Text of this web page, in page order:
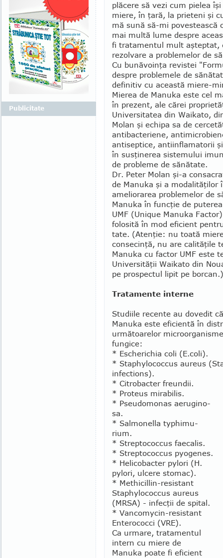
plăcere să vezi cum pielea
miere, în ţară, la prieteni şi
mă sună să-mi povestească
mai multă lume despre
fi tratamentul mult aşteptat,
rezolvare a problemelor de
Cu bunăvoinţa revistei
despre problemele de
definitiv cu aceas­tă miere-
Mierea de Manuka este cel
în prezent, ale cărei
Universitatea din Waikato,
Mo­lan şi echipa sa de
antibacteriene,
antiseptice, antiinfla­ma­torii
în susţinerea sistemului
de probleme de sănătate.
Dr. Peter Molan şi-a
de Manuka şi a modalităţilor
ameliorarea problemelor de
Manuka în funcţie de
UMF (Unique Manuka
folosită în mod efi­cient
tate. (Aten­ţie: nu toa­tă
consecinţă, nu are calităţile
Manuka cu factor UMF este
Univer­sităţii Waikato din
pe prospectul lipit pe borcan.)
Tratamente interne
Studiile recente au do­vedit
Manuka este efi­cientă în
următoa­relor
fungice:
* Escherichia coli (E.coli).
* Staphylococcus aureus
infections).
* Citrobacter freundii.
* Proteus mirabilis.
* Pseudomonas aerugi­no­
sa.
* Salmonella typhimu­
rium.
* Streptococcus faecalis.
* Streptococcus pyoge­nes.
* Helicobacter pylori (H.
pylori, ulcere stomac).
* Methicillin-resistant
Staphylococcus aureus
(MRSA) - infecţii de spital.
* Vancomycin-resistant
Enterococci (VRE).
Ca urmare, tratamentul
intern cu miere de
Manuka poate fi eficient
Publicitate